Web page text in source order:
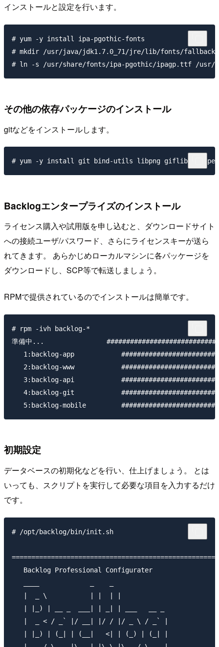
インストールと設定を行います。
# yum -y install ipa-pgothic-fonts
# mkdir /usr/java/jdk1.7.0_71/jre/lib/fonts/fallback
その他の依存パッケージのインストール
gitなどをインストールします。
Backlogエンタープライズのインストール
ライセンス購入や試用版を申し込むと、ダウンロードサイト
への接続ユーザ/パスワード、さらにライセンスキーが送ら
れてきます。 あらかじめローカルマシンに各パッケージを
ダウンロードし、SCP等で転送しましょう。
RPMで提供されているのでインストールは簡単です。
# rpm -ivh backlog-*
準備中...
1:backlog-app
2:backlog-www
3:backlog-api
4:backlog-git
初期設定
データベースの初期化などを行い、仕上げましょう。 とは
いっても、スクリプトを実行して必要な項目を入力するだけ
です。
# /opt/backlog/bin/init.sh
   Backlog Professional Configurater
   |  _ \           | |  | |
   | |_) | __ _  ___| | _| | ___   __ _
   |  _ < / _` |/ __| |/ / |/ _ \ / _` |
   | |_) | (_| | (__|   <| | (_) | (_| |